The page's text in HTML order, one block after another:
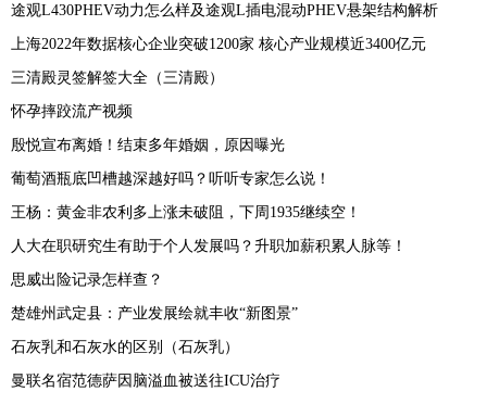
途观L430PHEV动力怎么样及途观L插电混动PHEV悬架结构解析
上海2022年数据核心企业突破1200家 核心产业规模近3400亿元
三清殿灵签解签大全（三清殿）
怀孕摔跤流产视频
殷悦宣布离婚！结束多年婚姻，原因曝光
葡萄酒瓶底凹槽越深越好吗？听听专家怎么说！
王杨：黄金非农利多上涨未破阻，下周1935继续空！
人大在职研究生有助于个人发展吗？升职加薪积累人脉等！
思威出险记录怎样查？
楚雄州武定县：产业发展绘就丰收“新图景”
石灰乳和石灰水的区别（石灰乳）
曼联名宿范德萨因脑溢血被送往ICU治疗